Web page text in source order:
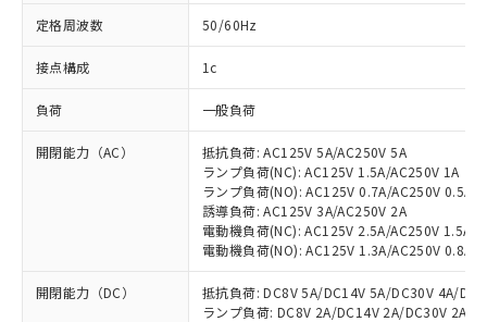
定格周波数 50/60Hz
接点構成 1c
負荷 一般負荷
開閉能力（AC）
抵抗負荷: AC125V 5A/AC250V 5A
ランプ負荷(NC): AC125V 1.5A/AC250V 1A
ランプ負荷(NO): AC125V 0.7A/AC250V 0.5A
誘導負荷: AC125V 3A/AC250V 2A
電動機負荷(NC): AC125V 2.5A/AC250V 1.5A
電動機負荷(NO): AC125V 1.3A/AC250V 0.8A
開閉能力（DC）
抵抗負荷: DC8V 5A/DC14V 5A/DC30V 4A/
ランプ負荷: DC8V 2A/DC14V 2A/DC30V 2A/